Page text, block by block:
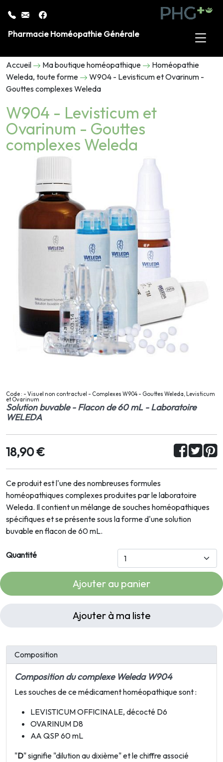
Pharmacie Homéopathie Générale
Accueil Ma boutique homéopathique
Homéopathie
Weleda, toute forme
W904 - Levisticum et Ovarinum -
Gouttes complexes Weleda
W904 - Levisticum et
Ovarinum - Gouttes
complexes Weleda
Code : - Visuel non contractuel - Complexes W904 - Gouttes Weleda, Levisticum
et Ovarinum
Solution buvable - Flacon de 60 mL - Laboratoire
WELEDA
18,90 €
Ce produit est l'une des nombreuses formules
homéopathiques complexes produites par le laboratoire
Weleda. Il contient un mélange de souches homéopathiques
spécifiques et se présente sous la forme d'une solution
buvable en flacon de 60 mL.
Quantité
Ajouter au panier
Ajouter à ma liste
Composition
Composition du complexe Weleda W904
Les souches de ce médicament homéopathique sont :
LEVISTICUM OFFICINALE, décocté D6
OVARINUM D8
AA QSP 60 mL
"D" signifie "dilution au dixième" et le chiffre associé